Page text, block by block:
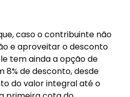
caso o contribuinte não
e aproveitar o desconto
tem ainda a opção de
8% de desconto, desde
do valor integral até o